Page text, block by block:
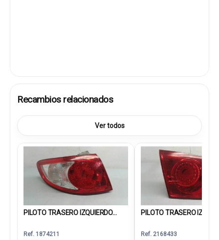
Recambios relacionados
Ver todos
PILOTO TRASERO IZQUIERDO...
Ref. 1874211
PILOTO TRASERO
Ref. 2168433